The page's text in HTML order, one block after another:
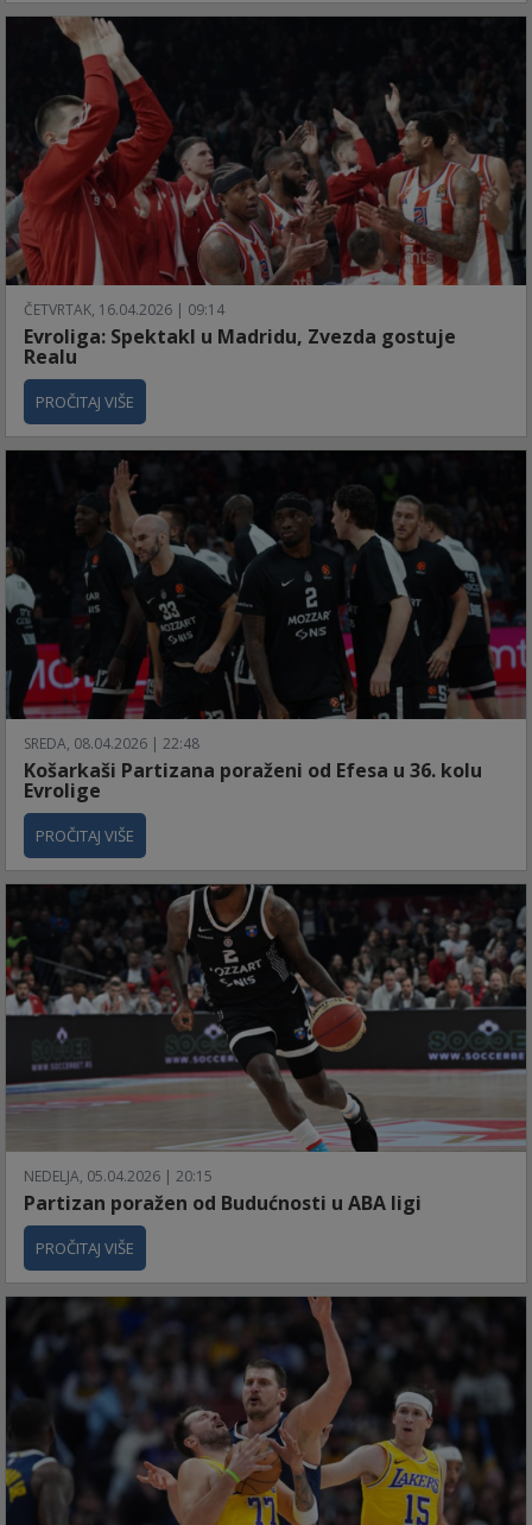
ČETVRTAK, 16.04.2026 | 09:14
Evroliga: Spektakl u Madridu, Zvezda gostuje
Realu
PROČITAJ VIŠE
SREDA, 08.04.2026 | 22:48
Košarkaši Partizana poraženi od Efesa u 36. kolu
Evrolige
PROČITAJ VIŠE
NEDELJA, 05.04.2026 | 20:15
Partizan poražen od Budućnosti u ABA ligi
PROČITAJ VIŠE